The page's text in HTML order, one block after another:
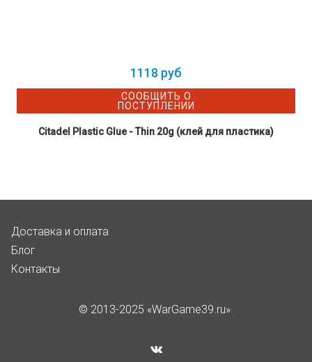
1118 руб
СООБЩИТЬ О
ПОСТУПЛЕНИИ
Citadel Plastic Glue - Thin 20g (клей для пластика)
Доставка и оплата
Блог
Контакты
© 2013-2025 «WarGame39.ru»